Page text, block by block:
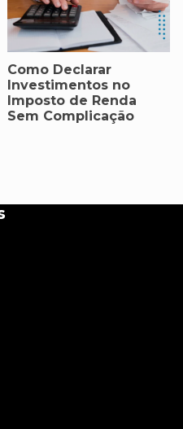
Como Declarar
Investimentos no
Imposto de Renda
Sem Complicação